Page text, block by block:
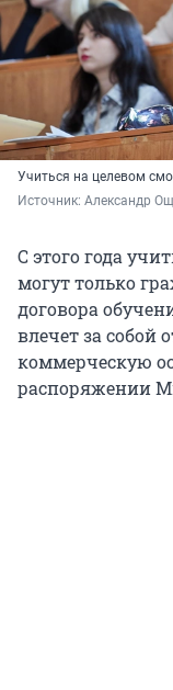
Учиться на целевом
Источник: Александр
С этого года
могут только
договора
влечет за собой
коммерческую
распоряжении